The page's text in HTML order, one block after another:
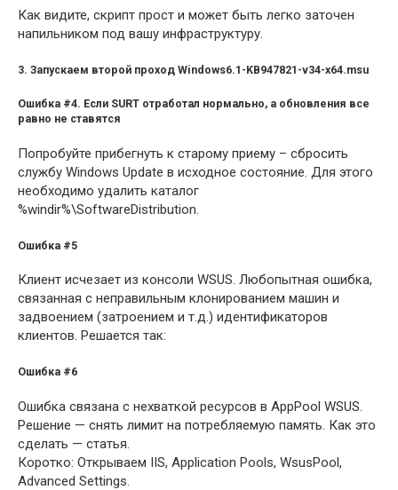
Как видите, скрипт прост и может быть легко заточен
напильником под вашу инфраструктуру.
3. Запускаем второй проход Windows6.1-KB947821-v34-x64.msu
Ошибка #4. Если SURT отработал нормально, а обновления все
равно не ставятся
Попробуйте прибегнуть к старому приему – сбросить
службу Windows Update в исходное состояние. Для этого
необходимо удалить каталог
%windir%\SoftwareDistribution.
Ошибка #5
Клиент исчезает из консоли WSUS. Любопытная ошибка,
связанная с неправильным клонированием машин и
задвоением (затроением и т.д.) идентификаторов
клиентов. Решается так:
Ошибка #6
Ошибка связана с нехваткой ресурсов в AppPool WSUS.
Решение — снять лимит на потребляемую память. Как это
сделать — статья.
Коротко: Открываем IIS, Application Pools, WsusPool,
Advanced Settings.